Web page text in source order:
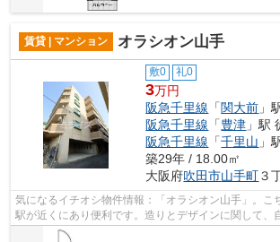
賃貸 | マンション オラシオン山手
敷0 礼0
3万円
阪急千里線 「関大前 」
阪急千里線 「豊津 」駅
阪急千里線 「千里山 」
築29年 / 18.00㎡
大阪府吹田市山手町３
気になるイチオシ物件情報：「オラシオン山手」。こ
駅が近くにあり便利です。造りとデザインに関して、
供できるマンションです。共用部にはエ...